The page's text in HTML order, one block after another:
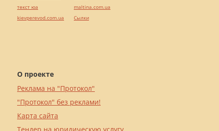
О проекте
Реклама на "Протокол"
"Протокол" без реклами!
Карта сайта
текст юа
kievperevod.com.ua
maltina.com.ua
Cылки